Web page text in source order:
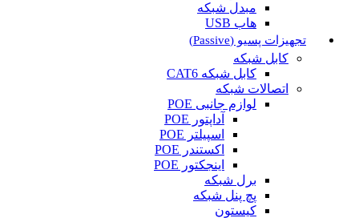
مبدل شبکه
هاب USB
تجهیزات پسیو (Passive)
کابل شبکه
کابل شبکه CAT6
اتصالات شبکه
لوازم جانبی POE
آداپتور POE
اسپیلتر POE
اکستندر POE
اینجکتور POE
برل شبکه
پچ پنل شبکه
کیستون